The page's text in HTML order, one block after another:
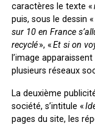
caractères le texte «
puis, sous le dessin «
sur 10 en France
recyclé», «Et si on
l’image
plusieurs réseaux
La deuxième
société, s’intitule «
pages du site, les